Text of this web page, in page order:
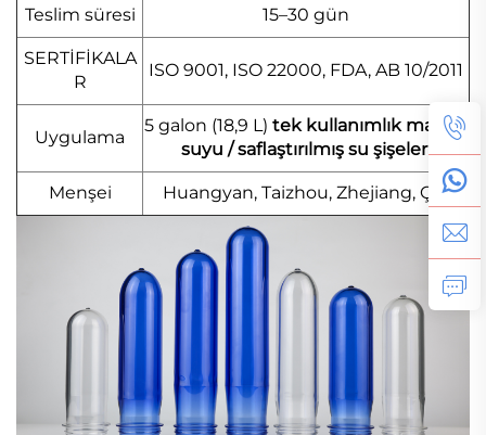
Teslim süresi 15–30 gün
SERTİFİKALA
R
ISO 9001, ISO 22000, FDA, AB 10/2011
Uygulama
5 galon (18,9 L) tek kullanımlık maden
suyu / saflaştırılmış su şişeleri
Menşei Huangyan, Taizhou, Zhejiang, Çin